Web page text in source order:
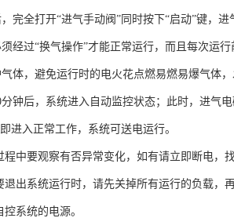
完全打开“进气手动阀”同时按下“启动”键，
经过“换气操作”才能正常运行，而且每次运
体，避免运行时的电火花点燃易燃易爆气体，
钟后，系统进入自动监控状态；此时，进气
进入正常工作，系统可送电运行。
中要观察有否异常变化，如有请立即断电，找
退出系统运行时，请先关掉所有运行的负载，
系统的电源。